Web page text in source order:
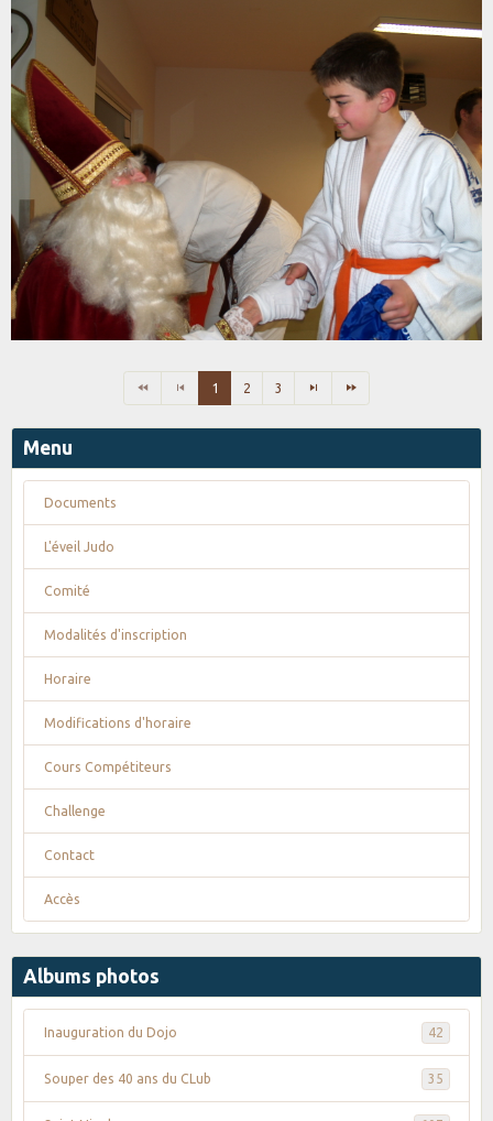
1 2 3
Menu
Documents
L'éveil Judo
Comité
Modalités d'inscription
Horaire
Modifications d'horaire
Cours Compétiteurs
Challenge
Contact
Accès
Albums photos
Inauguration du Dojo 42
Souper des 40 ans du CLub 35